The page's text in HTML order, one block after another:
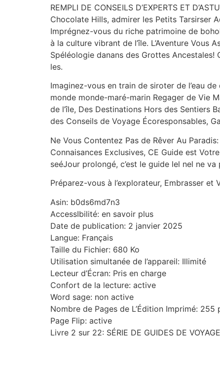
REMPLI DE CONSEILS D’EXPERTS ET
Chocolate Hills, admirer les Petits Tarsirser
Imprégnez-vous du riche patrimoine de
à la culture vibrant de l’île. L’Aventure Vous
Spéléologie danans des Grottes Ancestales!
les.
Imaginez-vous en train de siroter de l’eau
monde monde-maré-marin Regager de Vie
de l’île, Des Destinations Hors des Sentiers
des Conseils de Voyage Écoresponsables,
Ne Vous Contentez Pas de Rêver Au
Connaisances Exclusives, CE Guide est
seéJour prolongé, c’est le guide lel nel ne
Préparez-vous à l’explorateur, Embrasser
Asin: b0ds6md7n3
AccessIbilité: en savoir plus
Date de publication: 2 janvier 2025
Langue: Français
Taille du Fichier: 680 Ko
Utilisation simultanée de l’appareil: Illimité
Lecteur d’Écran: Pris en charge
Confort de la lecture: active
Word sage: non active
Nombre de Pages de L’Édition Imprimé: 255
Page Flip: active
Livre 2 sur 22: SÉRIE DE GUIDES DE